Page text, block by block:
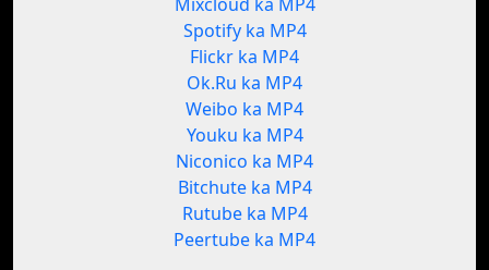
Spotify ka MP4
Flickr ka MP4
Ok.Ru ka MP4
Weibo ka MP4
Youku ka MP4
Niconico ka MP4
Bitchute ka MP4
Rutube ka MP4
Peertube ka MP4